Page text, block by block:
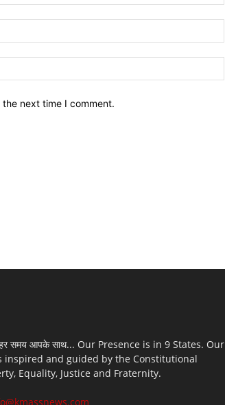
next time I comment.
समय आपके साथ... Our Presence is in 9 States. Our
inspired and guided by the Constitutional
Equality, Justice and Fraternity.